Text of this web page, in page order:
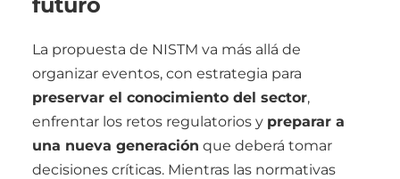
La propuesta de NISTM va más allá de
organizar eventos, con estrategia para
preservar el conocimiento del sector,
enfrentar los retos regulatorios y preparar a
una nueva generación que deberá tomar
decisiones críticas. Mientras las normativas